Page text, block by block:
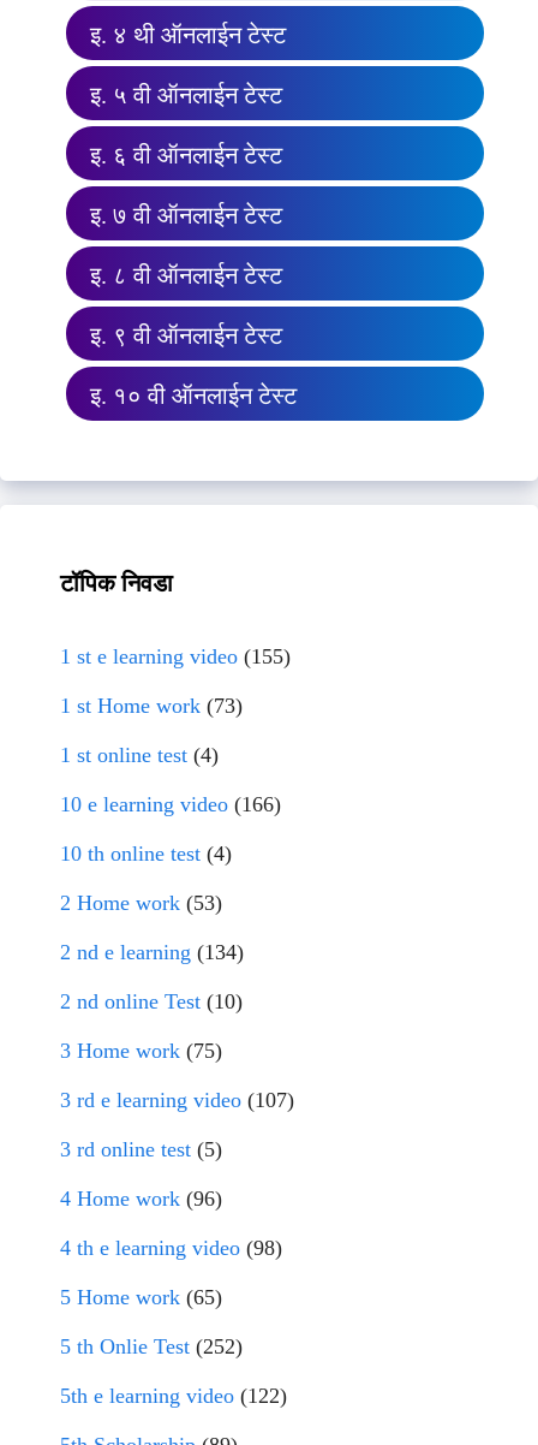
इ. ४ थी ऑनलाईन टेस्ट
इ. ५ वी ऑनलाईन टेस्ट
इ. ६ वी ऑनलाईन टेस्ट
इ. ७ वी ऑनलाईन टेस्ट
इ. ८ वी ऑनलाईन टेस्ट
इ. ९ वी ऑनलाईन टेस्ट
इ. १० वी ऑनलाईन टेस्ट
टॉपिक निवडा
1 st e learning video (155)
1 st Home work (73)
1 st online test (4)
10 e learning video (166)
10 th online test (4)
2 Home work (53)
2 nd e learning (134)
2 nd online Test (10)
3 Home work (75)
3 rd e learning video (107)
3 rd online test (5)
4 Home work (96)
4 th e learning video (98)
5 Home work (65)
5 th Onlie Test (252)
5th e learning video (122)